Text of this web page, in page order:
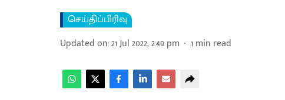
செய்திப்பிரிவு
Updated on:21 Jul 2022, 2:49 pm 1min read